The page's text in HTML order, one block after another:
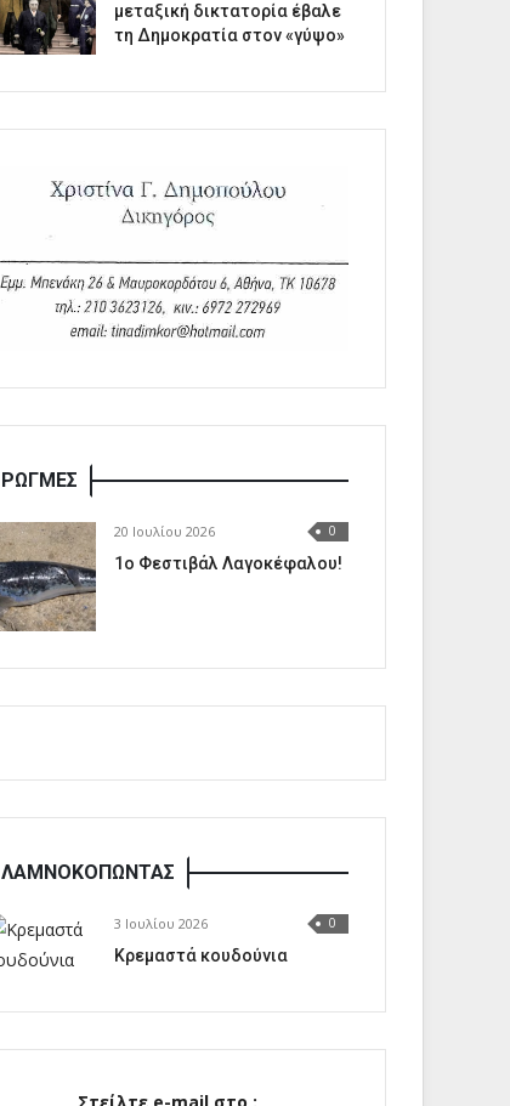
μεταξική δικτατορία έβαλε
τη Δημοκρατία στον «γύψο»
ΡΩΓΜΕΣ
20 Ιουλίου 2026 0
1o Φεστιβάλ Λαγοκέφαλου!
ΛΑΜΝΟΚΟΠΩΝΤΑΣ
3 Ιουλίου 2026 0
Κρεμαστά κουδούνια